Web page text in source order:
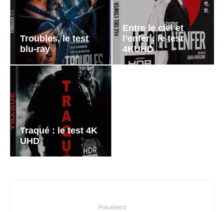
Troubles, le test
blu-ray
Entre le ciel et
l’enfer : le test
4KUHD
Traqué : le test 4K
UHD
Précédent